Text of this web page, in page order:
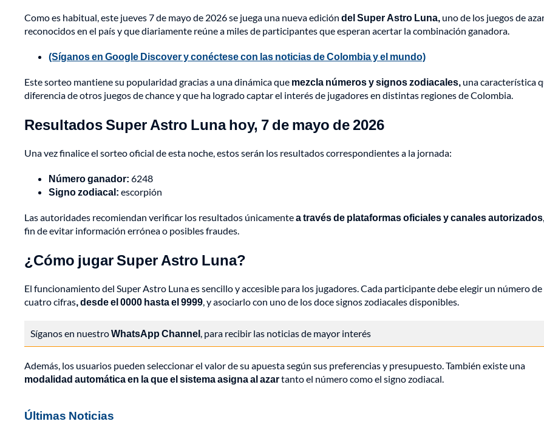
Como es habitual, este jueves 7 de mayo de 2026 se juega una nueva edición del Super Astro Luna, uno de los juegos de
reconocidos en el país y que diariamente reúne a miles de participantes que esperan acertar la combinación ganadora.
(Síganos en Google Discover y conéctese con las noticias de Colombia y el mundo)
Este sorteo mantiene su popularidad gracias a una dinámica que mezcla números y signos zodiacales, una característica
diferencia de otros juegos de chance y que ha logrado captar el interés de jugadores en distintas regiones de Colombia.
Resultados Super Astro Luna hoy, 7 de mayo de 2026
Una vez finalice el sorteo oficial de esta noche, estos serán los resultados correspondientes a la jornada:
Número ganador: 6248
Signo zodiacal: escorpión
Las autoridades recomiendan verificar los resultados únicamentea través de plataformas oficiales y canales autorizados
fin de evitar información errónea o posibles fraudes.
¿Cómo jugar Super Astro Luna?
El funcionamiento del Super Astro Luna es sencillo y accesible para los jugadores. Cada participante debe elegir un número de
cuatro cifras, desde el 0000 hasta el 9999, y asociarlo con uno de los doce signos zodiacales disponibles.
Síganos en nuestroWhatsApp Channel, para recibir las noticias de mayor interés
Además, los usuarios pueden seleccionar el valor de su apuesta según sus preferencias y presupuesto. También existe una
modalidad automática en la que el sistema asigna al azartanto el número como el signo zodiacal.
Últimas Noticias